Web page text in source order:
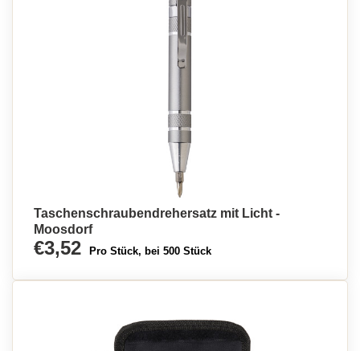
Taschenschraubendrehersatz mit Licht -
Moosdorf
€3,52 Pro Stück, bei 500 Stück